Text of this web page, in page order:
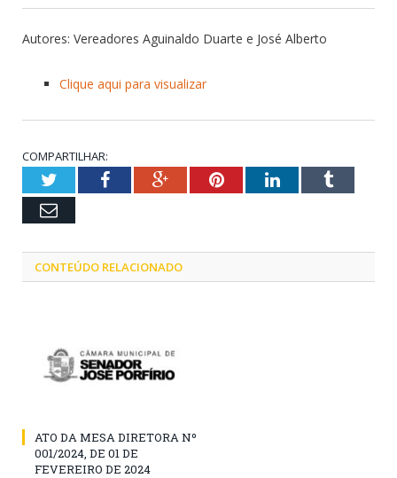
Autores: Vereadores Aguinaldo Duarte e José Alberto
Clique aqui para visualizar
COMPARTILHAR:
TwitterFacebookGoogle+PinterestLinkedInTumblr
Email
CONTEÚDO RELACIONADO
ATO DA MESA DIRETORA Nº
001/2024, DE 01 DE
FEVEREIRO DE 2024